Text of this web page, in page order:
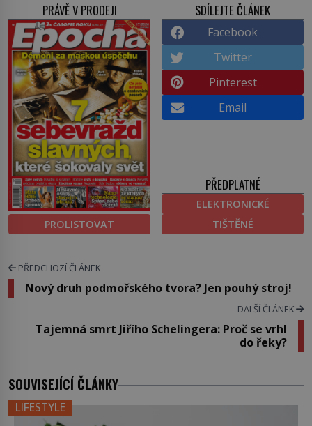
PRÁVĚ V PRODEJI
PROLISTOVAT
SDÍLEJTE ČLÁNEK
Facebook
Twitter
Pinterest
Email
PŘEDPLATNÉ
ELEKTRONICKÉ
TIŠTĚNÉ
PŘEDCHOZÍ ČLÁNEK
Nový druh podmořského tvora? Jen pouhý stroj!
DALŠÍ ČLÁNEK
Tajemná smrt Jiřího Schelingera: Proč se vrhl
do řeky?
SOUVISEJÍCÍ ČLÁNKY
LIFESTYLE